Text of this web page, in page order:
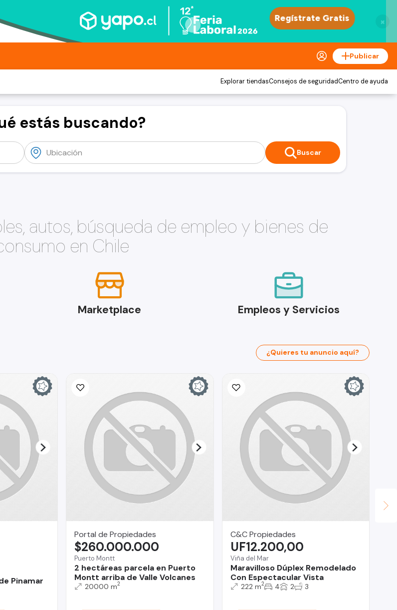
×
Publicar
Explorar tiendasConsejos de seguridadCentro de ayuda
estás buscando?
Buscar
autos, búsqueda de empleo y bienes de
en Chile
Marketplace Empleos y Servicios
¿Quieres tu anuncio aquí?
Pinamar
Portal de Propiedades
Puerto Montt
2 hectáreas parcela en Puerto
Montt arriba de Valle Volcanes
$260.000.000
20000 m2
C&C Propiedades
Viña del Mar
Maravilloso Dúplex Remodelado
Con Espectacular Vista
UF12.200,00
222 m2 4 2 3